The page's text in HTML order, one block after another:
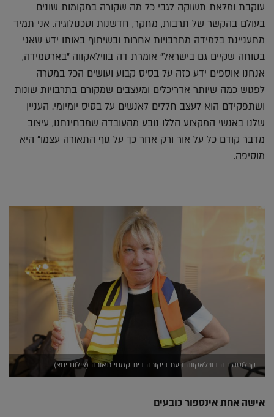
עוקבת ומלאת תשוקה לגבי כל מה שקורה במקומות שונים
בעולם בהקשר של תרבות, מחקר, חדשנות וטכנולוגיה. אני תמיד
מתעניינת בלמידה מתרבויות אחרות ובשיתוף באותו ידע שאני
בטוחה שקיים גם בישראל" אומרת דה בווילאקווה "בארטמידה,
אנחנו אוספים ידע כזה על בסיס קבוע ועושים הכל במטרה
לפגוש כמה שיותר אדריכלים ומעצבים שמקורם בתרבויות שונות
ושתפקידם הוא לעצב חללים לאנשים על בסיס יומיומי. העניין
שלנו באנשי המקצוע הללו נובע מהעובדה שמבחינתנו, עיצוב
מדבר קודם כל על אור ורק אחר כך על גוף התאורה עצמו" היא
מוסיפה.
קרלוטה דה בווילאקווה בעת ביקורה בית קמחי תאורה (צילום יחצ)
אישה אחת אינספור כובעים